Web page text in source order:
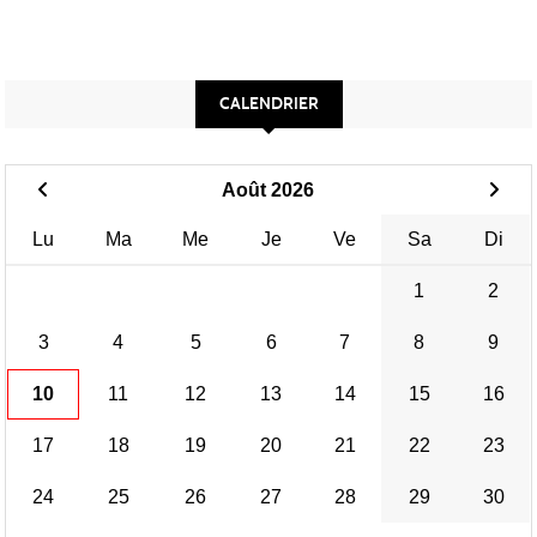
CALENDRIER
Août 2026
Lu Ma Me Je Ve Sa Di
1 2
3 4 5 6 7 8 9
10 11 12 13 14 15 16
17 18 19 20 21 22 23
24 25 26 27 28 29 30